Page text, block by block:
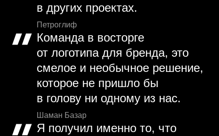
в других проектах.
Петроглиф
Команда в восторге
от логотипа для бренда, это
смелое и необычное решение,
которое не пришло бы
в голову ни одному из нас.
Шаман Базар
Я получил именно то, что